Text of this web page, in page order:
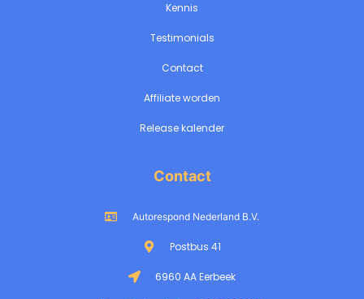
Kennis
Testimonials
Contact
Affiliate worden
Release kalender
Contact
Autorespond Nederland B.V.
Postbus 41
6960 AA Eerbeek